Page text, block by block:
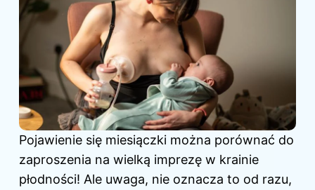
Pojawienie się miesiączki można porównać do
zaproszenia na wielką imprezę w krainie
płodności! Ale uwaga, nie oznacza to od razu,